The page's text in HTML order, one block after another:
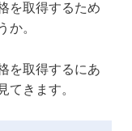
を取得するため
か。
を取得するにあ
てきます。